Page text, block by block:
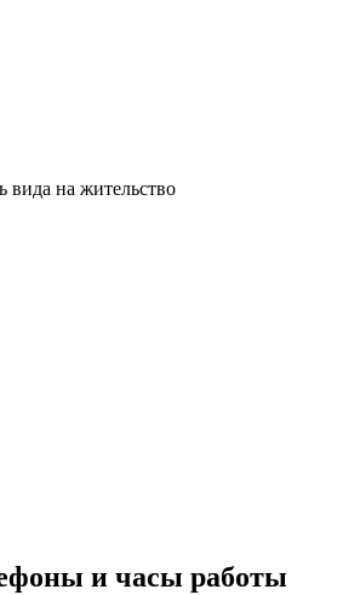
вида на жительство
и часы работы